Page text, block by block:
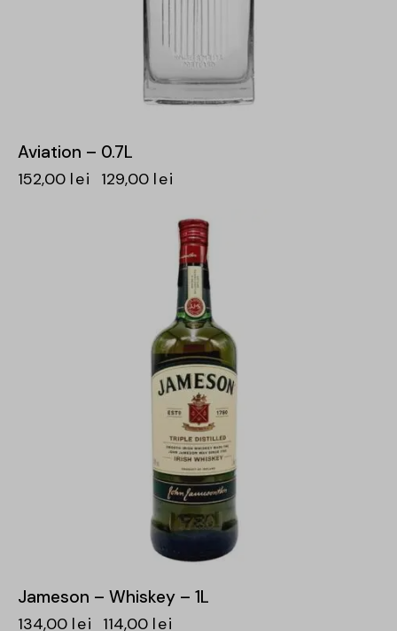
Aviation – 0.7L
152,00 lei 129,00 lei
Jameson – Whiskey – 1L
134,00 lei 114,00 lei